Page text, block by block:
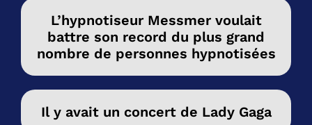
L’hypnotiseur Messmer voulait
battre son record du plus grand
nombre de personnes hypnotisées
Il y avait un concert de Lady Gaga